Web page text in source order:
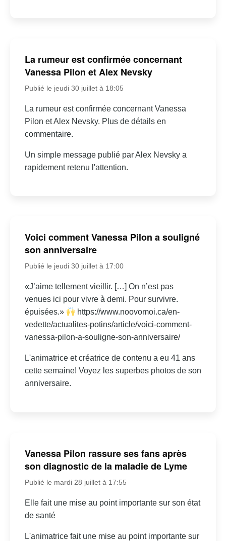
La rumeur est confirmée concernant
Vanessa Pilon et Alex Nevsky
Publié le jeudi 30 juillet à 18:05
La rumeur est confirmée concernant Vanessa
Pilon et Alex Nevsky. Plus de détails en
commentaire.
Un simple message publié par Alex Nevsky a
rapidement retenu l'attention.
Voici comment Vanessa Pilon a souligné
son anniversaire
Publié le jeudi 30 juillet à 17:00
«J’aime tellement vieillir. […] On n’est pas
venues ici pour vivre à demi. Pour survivre.
épuisées.»
https://www.noovomoi.ca/en-
vedette/actualites-potins/article/voici-comment-
vanessa-pilon-a-souligne-son-anniversaire/
L'animatrice et créatrice de contenu a eu 41 ans
cette semaine! Voyez les superbes photos de son
anniversaire.
Vanessa Pilon rassure ses fans après
son diagnostic de la maladie de Lyme
Publié le mardi 28 juillet à 17:55
Elle fait une mise au point importante sur son état
de santé
L'animatrice fait une mise au point importante sur